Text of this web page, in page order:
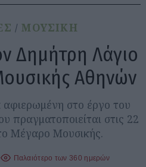
ΜΟΥΣΙΚΗ
Δημήτρη Λάγιο
Αθηνών
στο έργο του
πραγματοποιείται στις 22
Μέγαρο Μουσικής.
Παλαιότερο των 360 ημερών